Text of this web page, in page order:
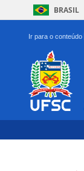
BRASIL
Ir para o conteúdo